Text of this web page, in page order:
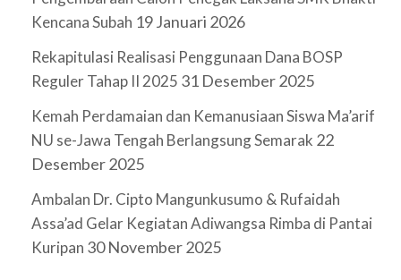
Kencana Subah 19 Januari 2026
Rekapitulasi Realisasi Penggunaan Dana BOSP
Reguler Tahap II 2025 31 Desember 2025
Kemah Perdamaian dan Kemanusiaan Siswa Ma’arif
NU se-Jawa Tengah Berlangsung Semarak 22
Desember 2025
Ambalan Dr. Cipto Mangunkusumo & Rufaidah
Assa’ad Gelar Kegiatan Adiwangsa Rimba di Pantai
Kuripan 30 November 2025